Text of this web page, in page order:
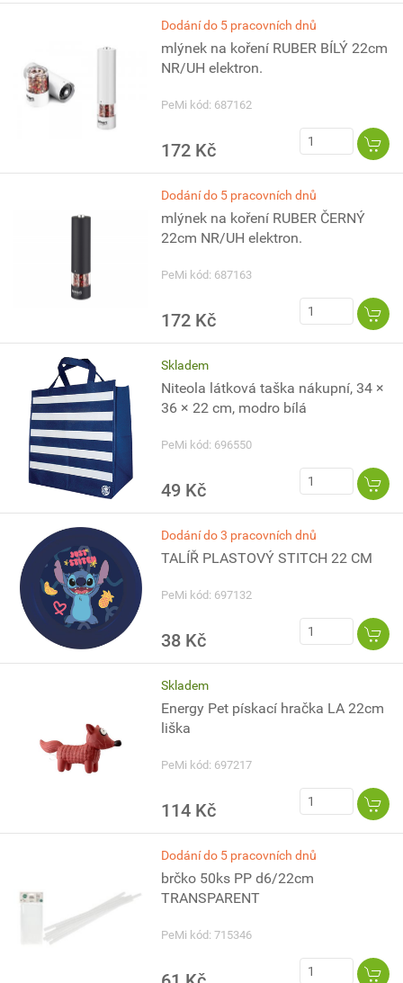
Dodání do 5 pracovních dnů
mlýnek na koření RUBER BÍLÝ 22cm
NR/UH elektron.
PeMi kód: 687162
172 Kč
Dodání do 5 pracovních dnů
mlýnek na koření RUBER ČERNÝ
22cm NR/UH elektron.
PeMi kód: 687163
172 Kč
Skladem
Niteola látková taška nákupní, 34 ×
36 × 22 cm, modro bílá
PeMi kód: 696550
49 Kč
Dodání do 3 pracovních dnů
TALÍŘ PLASTOVÝ STITCH 22 CM
PeMi kód: 697132
38 Kč
Skladem
Energy Pet pískací hračka LA 22cm
liška
PeMi kód: 697217
114 Kč
Dodání do 5 pracovních dnů
brčko 50ks PP d6/22cm
TRANSPARENT
PeMi kód: 715346